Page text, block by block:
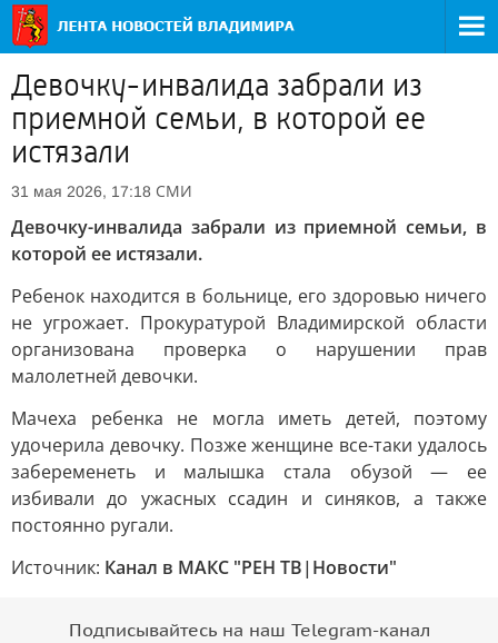
Девочку-инвалида забрали из
приемной семьи, в которой ее
истязали
31 мая 2026, 17:18 СМИ
Девочку-инвалида забрали из приемной семьи, в
которой ее истязали.
Ребенок находится в больнице, его здоровью ничего
не угрожает. Прокуратурой Владимирской области
организована проверка о нарушении прав
малолетней девочки.
Мачеха ребенка не могла иметь детей, поэтому
удочерила девочку. Позже женщине все-таки удалось
забеременеть и малышка стала обузой — ее
избивали до ужасных ссадин и синяков, а также
постоянно ругали.
Источник: Канал в МАКС "РЕН ТВ|Новости"
Подписывайтесь на наш Telegram-канал